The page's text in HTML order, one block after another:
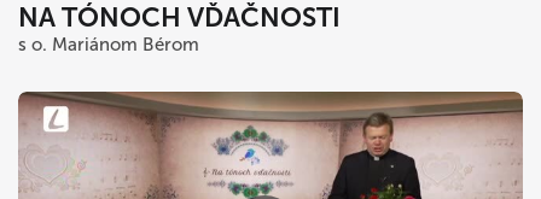
NA TÓNOCH VĎAČNOSTI
s o. Mariánom Bérom